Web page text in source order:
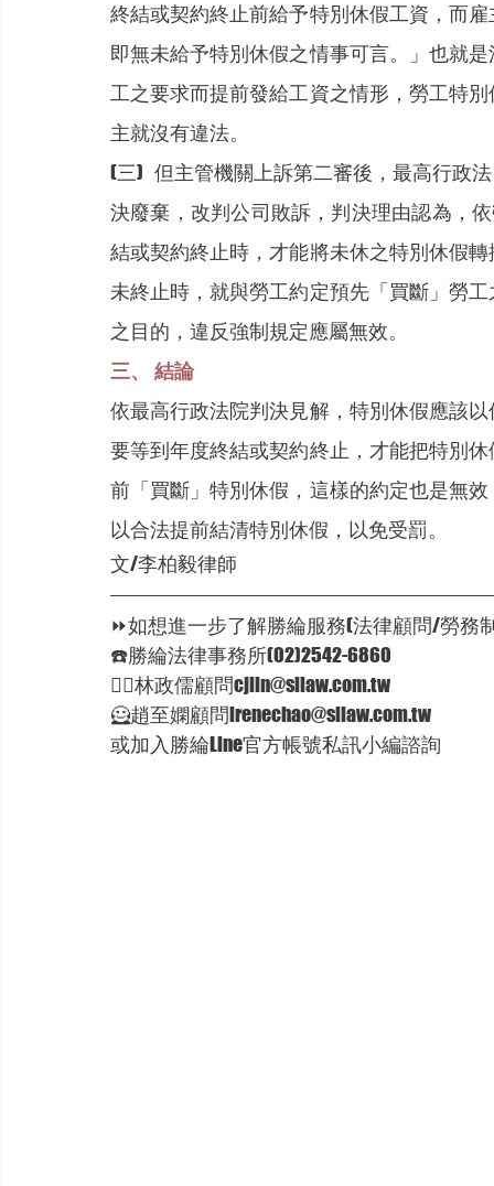
終結或契約終止前給予特別休假工資，而
即無未給予特別休假之情事可言。」也就
工之要求而提前發給工資之情形，勞工特
主就沒有違法。
(三)	但主管機關上訴第二審後，最高行政法院110年度上字第768號判決改變見解，將第一審判
決廢棄，改判公司敗訴，判決理由認為，
結或契約終止時，才能將未休之特別休假
未終止時，就與勞工約定預先「買斷」勞
之目的，違反強制規定應屬無效。
三、	結論
依最高行政法院判決見解，特別休假應該
要等到年度終結或契約終止，才能把特別
前「買斷」特別休假，這樣的約定也是無
以合法提前結清特別休假，以免受罰。
文/李柏毅律師
⏩如想進一步了解勝綸服務(法律顧問/勞
☎️勝綸法律事務所(02)2542-6860
🦸‍♂林政儒顧問cjlin@sllaw.com.tw
🦸‍趙至嫻顧問irenechao@sllaw.com.tw
或加入勝綸Line官方帳號私訊小編諮詢